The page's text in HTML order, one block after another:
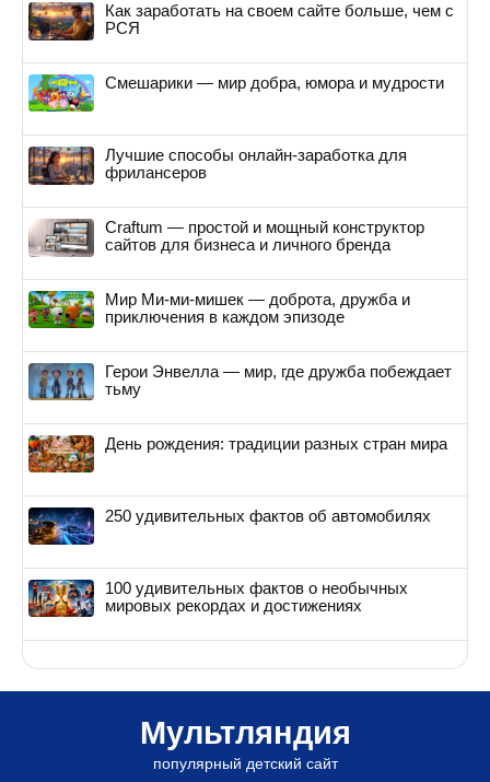
Как заработать на своем сайте больше, чем с
РСЯ
Смешарики — мир добра, юмора и мудрости
Лучшие способы онлайн-заработка для
фрилансеров
Craftum — простой и мощный конструктор
сайтов для бизнеса и личного бренда
Мир Ми-ми-мишек — доброта, дружба и
приключения в каждом эпизоде
Герои Энвелла — мир, где дружба побеждает
тьму
День рождения: традиции разных стран мира
250 удивительных фактов об автомобилях
100 удивительных фактов о необычных
мировых рекордах и достижениях
Мультляндия
популярный детский сайт